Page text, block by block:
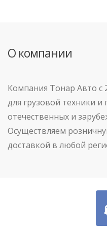
О компании
Компания Тонар Авто с
для грузовой техники
отечественных и
Осуществляем
доставкой в любой